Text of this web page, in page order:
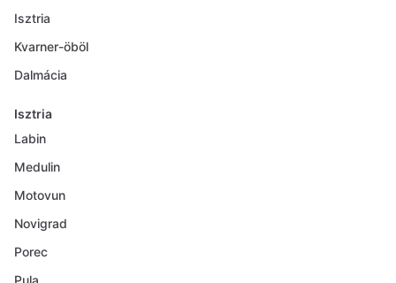
Isztria
Kvarner-öböl
Dalmácia
Isztria
Labin
Medulin
Motovun
Novigrad
Porec
Pula